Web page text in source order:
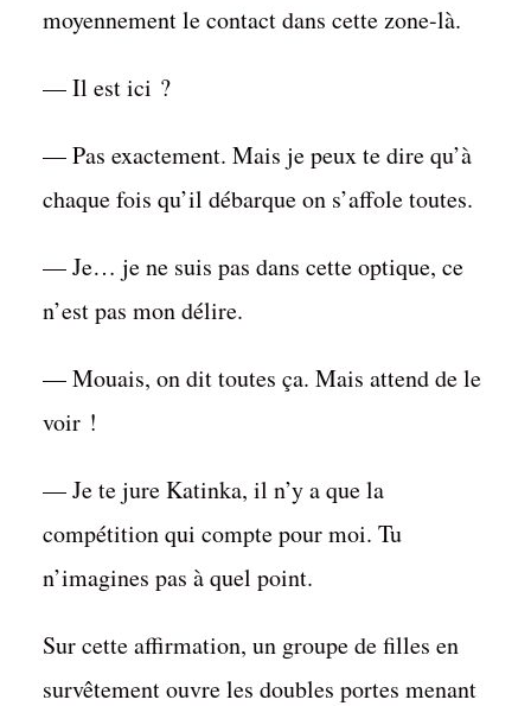
moyennement le contact dans cette zone-là.
— Il est ici ?
— Pas exactement. Mais je peux te dire qu’à
chaque fois qu’il débarque on s’affole toutes.
— Je… je ne suis pas dans cette optique, ce
n’est pas mon délire.
— Mouais, on dit toutes ça. Mais attend de le
voir !
— Je te jure Katinka, il n’y a que la
compétition qui compte pour moi. Tu
n’imagines pas à quel point.
Sur cette affirmation, un groupe de filles en
survêtement ouvre les doubles portes menant